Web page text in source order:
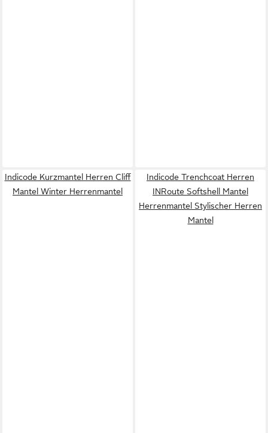
Indicode Kurzmantel Herren Cliff
Mantel Winter Herrenmantel
Indicode Trenchcoat Herren
INRoute Softshell Mantel
Herrenmantel Stylischer Herren
Mantel